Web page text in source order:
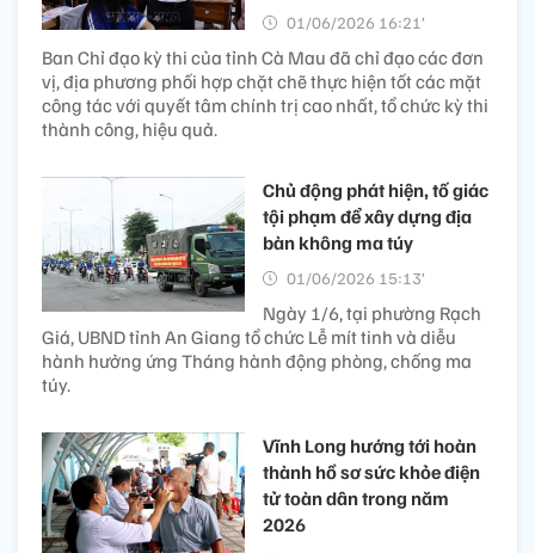
01/06/2026 16:21’
Ban Chỉ đạo kỳ thi của tỉnh Cà Mau đã chỉ đạo các đơn
vị, địa phương phối hợp chặt chẽ thực hiện tốt các mặt
công tác với quyết tâm chính trị cao nhất, tổ chức kỳ thi
thành công, hiệu quả.
Chủ động phát hiện, tố giác
tội phạm để xây dựng địa
bàn không ma túy
01/06/2026 15:13’
Ngày 1/6, tại phường Rạch
Giá, UBND tỉnh An Giang tổ chức Lễ mít tinh và diễu
hành hưởng ứng Tháng hành động phòng, chống ma
túy.
Vĩnh Long hướng tới hoàn
thành hồ sơ sức khỏe điện
tử toàn dân trong năm
2026